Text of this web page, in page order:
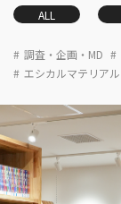
ALL
調査・企画・MD
エシカルマテリアル